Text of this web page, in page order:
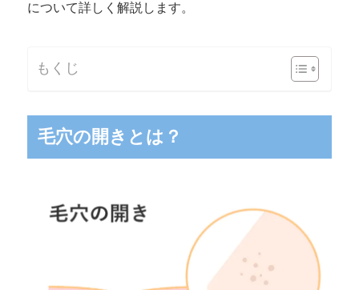
について詳しく解説します。
もくじ
毛穴の開きとは？